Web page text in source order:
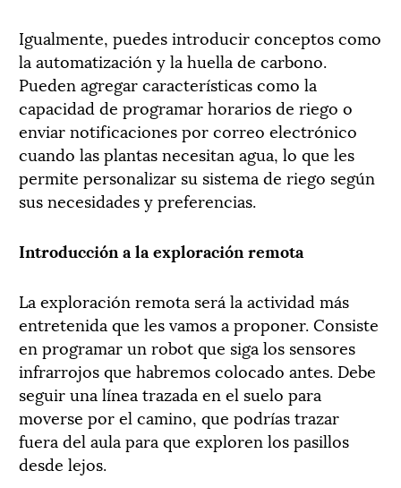
Igualmente, puedes introducir conceptos como
la automatización y la huella de carbono.
Pueden agregar características como la
capacidad de programar horarios de riego o
enviar notificaciones por correo electrónico
cuando las plantas necesitan agua, lo que les
permite personalizar su sistema de riego según
sus necesidades y preferencias.
Introducción a la exploración remota
La exploración remota será la actividad más
entretenida que les vamos a proponer. Consiste
en programar un robot que siga los sensores
infrarrojos que habremos colocado antes. Debe
seguir una línea trazada en el suelo para
moverse por el camino, que podrías trazar
fuera del aula para que exploren los pasillos
desde lejos.